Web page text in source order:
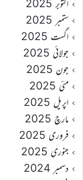
اکتوبر 2025
ستمبر 2025
اگست 2025
جولائی 2025
جون 2025
مئی 2025
اپریل 2025
مارچ 2025
فروری 2025
جنوری 2025
دسمبر 2024